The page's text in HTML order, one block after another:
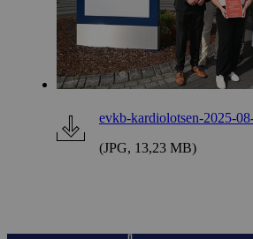
evkb-kardiolotsen-2025-
(JPG, 13,23 MB)